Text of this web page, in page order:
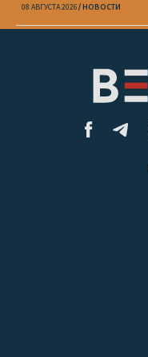
08 АВГУСТА 2026 НОВОСТИ